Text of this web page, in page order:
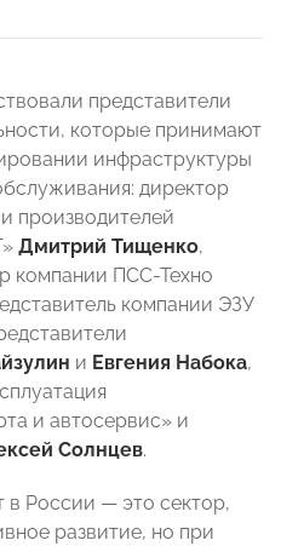
представители
которые принимают
инфраструктуры
директор
производителей
Дмитрий Тищенко,
компании ПСС-Техно
компании ЭЗУ
и Евгения Набока,
и автосервис» и
Солнцев.
в России — это сектор,
развитие, но при